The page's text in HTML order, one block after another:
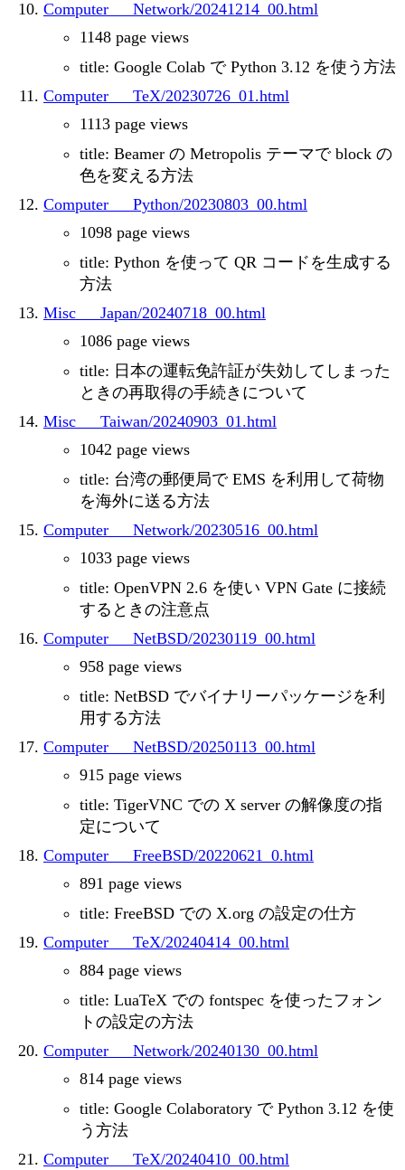
Computer___Network/20241214_00.html
1148 page views
title: Google Colab で Python 3.12 を使う方法
Computer___TeX/20230726_01.html
1113 page views
title: Beamer の Metropolis テーマで block の
色を変える方法
Computer___Python/20230803_00.html
1098 page views
title: Python を使って QR コードを生成する
方法
Misc___Japan/20240718_00.html
1086 page views
title: 日本の運転免許証が失効してしまった
ときの再取得の手続きについて
Misc___Taiwan/20240903_01.html
1042 page views
title: 台湾の郵便局で EMS を利用して荷物
を海外に送る方法
Computer___Network/20230516_00.html
1033 page views
title: OpenVPN 2.6 を使い VPN Gate に接続
するときの注意点
Computer___NetBSD/20230119_00.html
958 page views
title: NetBSD でバイナリーパッケージを利
用する方法
Computer___NetBSD/20250113_00.html
915 page views
title: TigerVNC での X server の解像度の指
定について
Computer___FreeBSD/20220621_0.html
891 page views
title: FreeBSD での X.org の設定の仕方
Computer___TeX/20240414_00.html
884 page views
title: LuaTeX での fontspec を使ったフォン
トの設定の方法
Computer___Network/20240130_00.html
814 page views
title: Google Colaboratory で Python 3.12 を使
う方法
Computer___TeX/20240410_00.html